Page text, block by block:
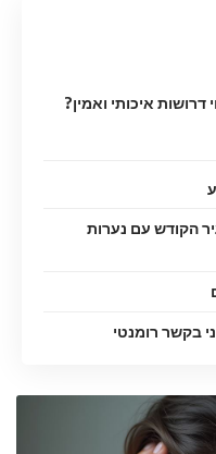
דרושות איכותי ואמין?
הקודש עם נערות
בקשר רומנטי